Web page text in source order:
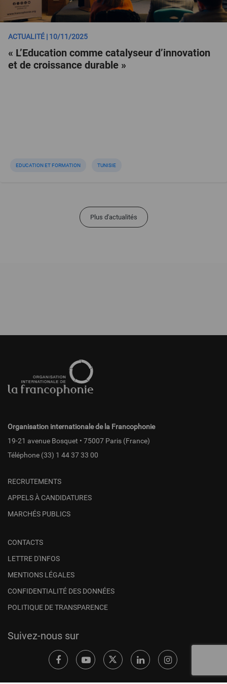
ACTUALITÉ | 10/11/2025
« L’Education comme catalyseur d’innovation
et de croissance durable »
EDUCATION ET FORMATION TUNISIE
Plus d'actualités
page
Organisation internationale de la Francophonie
19-21 avenue Bosquet • 75007 Paris (France)
Téléphone (33) 1 44 37 33 00
RECRUTEMENTS
APPELS À CANDIDATURES
MARCHÉS PUBLICS
CONTACTS
LETTRE D'INFOS
MENTIONS LÉGALES
CONFIDENTIALITÉ DES DONNÉES
POLITIQUE DE TRANSPARENCE
Suivez-nous sur